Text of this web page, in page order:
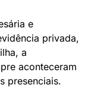
e
privada,
a
aconteceram
presenciais.